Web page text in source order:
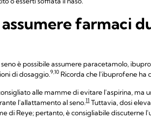
assumere farmaci
è possibile assumere paracetamolo,
di dosaggio.9,10 Ricorda che l'ibuprofene ha
alle mamme di evitare l'aspirina, ma
l'allattamento al seno.11 Tuttavia, dosi
di Reye; pertanto, è consigliabile discuterne